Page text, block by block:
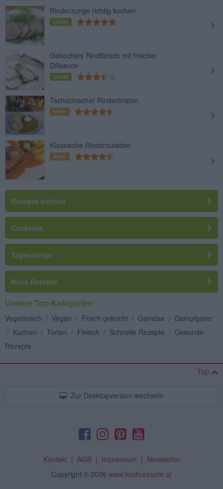
Rinderzunge richtig kochen
Leicht
Gekochtes Rindfleisch mit frischer
Dillsauce
Leicht
Tschechischer Rinderbraten
Mittel
Klassische Rindsrouladen
Mittel
Rezepte suchen
Cocktails
Tagesrezept
Neue Rezepte
Unsere Top-Kategorien
Vegetarisch / Vegan / Frisch gekocht / Gemüse / Dampfgarer
/ Kuchen / Torten / Fleisch / Schnelle Rezepte / Gesunde
Rezepte
Top
Zur Desktopversion wechseln
Kontakt| AGB| Impressum | Newsletter
Copyright © 2026 www.kochrezepte.at